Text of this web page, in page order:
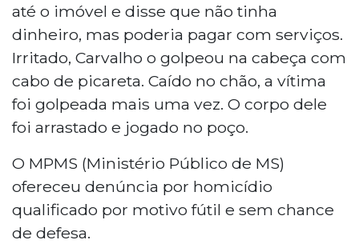
até o imóvel e disse que não tinha
dinheiro, mas poderia pagar com serviços.
Irritado, Carvalho o golpeou na cabeça com
cabo de picareta. Caído no chão, a vítima
foi golpeada mais uma vez. O corpo dele
foi arrastado e jogado no poço.
O MPMS (Ministério Público de MS)
ofereceu denúncia por homicídio
qualificado por motivo fútil e sem chance
de defesa.